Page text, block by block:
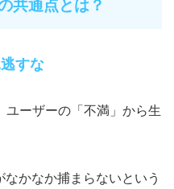
共通点とは？
すな
ユーザーの「不満」から生
かなか捕まらないという